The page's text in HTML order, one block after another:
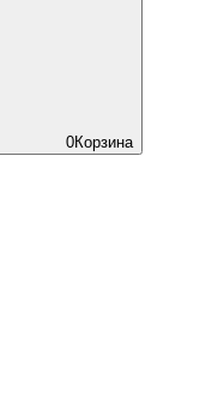
0Корзина